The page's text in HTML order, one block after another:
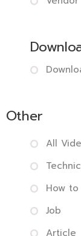
Other
All
How
Job
Article